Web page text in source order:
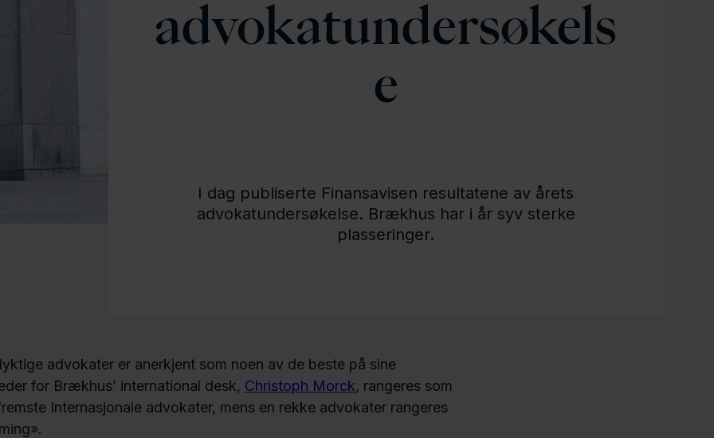
advokatundersøkels
e
I dag publiserte Finansavisen resultatene av årets
advokatundersøkelse. Brækhus har i år syv sterke
plasseringer.
advokater er anerkjent som noen av de beste på sine
for Brækhus’ international desk, Christoph Morck, rangeres som
Internasjonale advokater, mens en rekke advokater rangeres